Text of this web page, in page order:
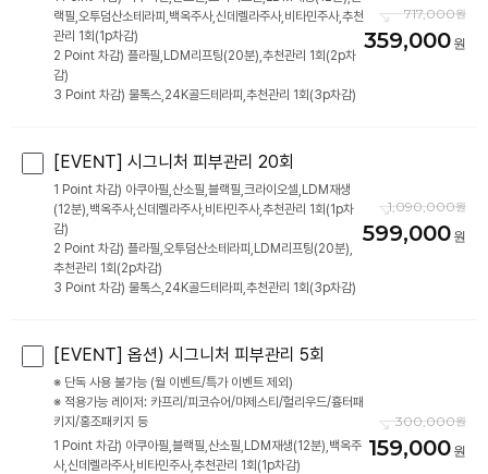
랙필,오투덤산소테라피,백옥주사,신데렐라주사,비타민주사,추천
관리 1회(1p차감)
2 Point 차감) 플라필,LDM리프팅(20분),추천관리 1회(2p차
감)
3 Point 차감) 물톡스,24K골드테라피,추천관리 1회(3p차감)
717,000
359,000
[EVENT] 시그니처 피부관리 20회
1 Point 차감) 아쿠아필,산소필,블랙필,크라이오셀,LDM재생
(12분),백옥주사,신데렐라주사,비타민주사,추천관리 1회(1p차
감)
2 Point 차감) 플라필,오투덤산소테라피,LDM리프팅(20분),
추천관리 1회(2p차감)
3 Point 차감) 물톡스,24K골드테라피,추천관리 1회(3p차감)
1,090,000
599,000
[EVENT] 옵션) 시그니처 피부관리 5회
※ 단독 사용 불가능 (월 이벤트/특가 이벤트 제외)
※ 적용가능 레이저: 카프리/피코슈어/마제스티/헐리우드/흉터패
키지/홍조패키지 등
1 Point 차감) 아쿠아필,블랙필,산소필,LDM재생(12분),백옥주
사,신데렐라주사,비타민주사,추천관리 1회(1p차감)
300,000
159,000